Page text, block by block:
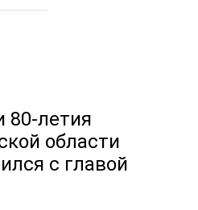
80-летия
области
с главой